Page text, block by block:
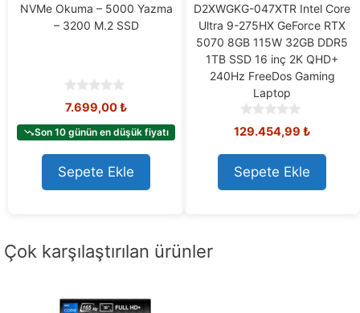
NVMe Okuma – 5000 Yazma
– 3200 M.2 SSD
0
o
u
t
o
f
7.699,00₺
Son 10 günün en düşük fiyatı
Sepete Ekle
D2XWGKG-047XTR Intel Core
Ultra 9-275HX GeForce RTX
5070 8GB 115W 32GB DDR5
1TB SSD 16 inç 2K QHD+
240Hz FreeDos Gaming
Laptop
0
o
u
t
o
f
129.454,99 ₺
Sepete Ekle
Çok karşılaştırılan ürünler